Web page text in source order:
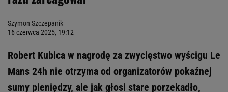
Szymon Szczepanik
16 czerwca 2025, 19:12
Robert Kubica w nagrodę za zwycięstwo wyścigu Le
Mans 24h nie otrzyma od organizatorów pokaźnej
sumy pieniędzy, ale jak głosi stare porzekadło,